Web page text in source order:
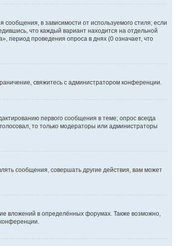
в зависимости от используемого стиля; если
что каждый вариант находится на отдельной
период проведения опроса в днях (0 означает, что
свяжитесь с администратором конференции.
первого сообщения в теме; опрос всегда
то только модераторы или администраторы
сообщения, совершать другие действия, вам может
вложений в определённых форумах. Также возможно,